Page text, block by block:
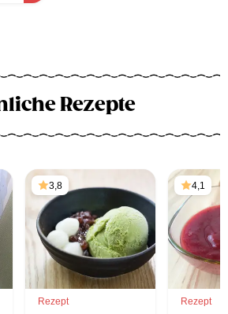
Rezepte
3,8
Rezept
4,1
Rezept